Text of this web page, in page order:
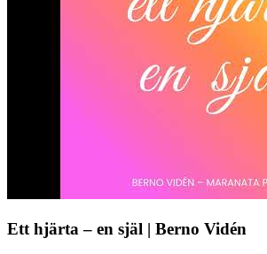
Ett hjärta – en själ | Berno Vidén